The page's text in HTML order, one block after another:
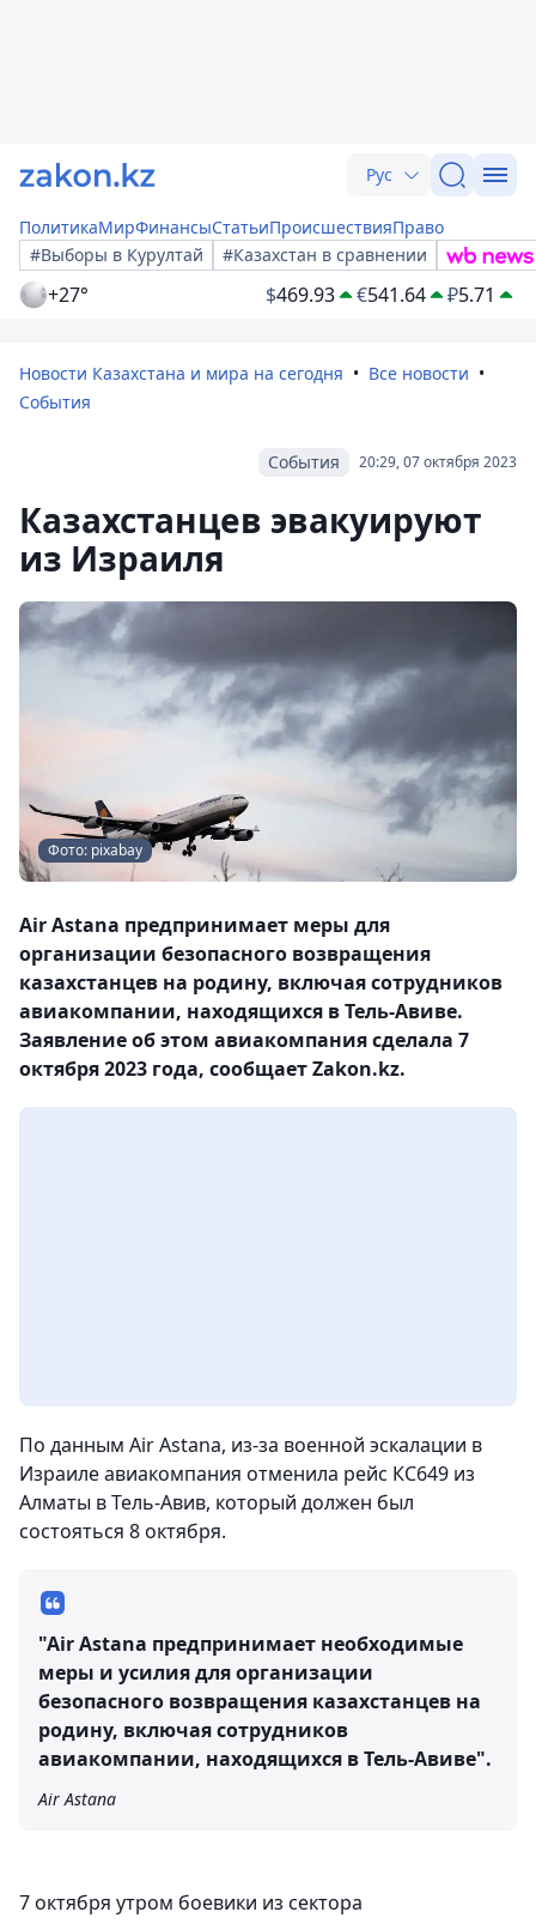
Рус
ПолитикаМирФинансыСтатьиПроисшествияПраво
#Выборы в Курултай
#Казахстан в сравнении
+27° $469.93 €541.64 ₽5.71
Новости Казахстана и мира на сегодня
Все новости
События
20:29, 07 октября 2023
События
Казахстанцев эвакуируют
из Израиля
Фото: pixabay
Air Astana предпринимает меры для
организации безопасного возвращения
казахстанцев на родину, включая сотрудников
авиакомпании, находящихся в Тель-Авиве.
Заявление об этом авиакомпания сделала 7
октября 2023 года, сообщает Zakon.kz.
По данным Air Astana, из-за военной эскалации в
Израиле авиакомпания отменила рейс КС649 из
Алматы в Тель-Авив, который должен был
состояться 8 октября.
"Air Astana предпринимает необходимые
меры и усилия для организации
безопасного возвращения казахстанцев на
родину, включая сотрудников
авиакомпании, находящихся в Тель-Авиве".
Air Astana
7 октября утром боевики из сектора